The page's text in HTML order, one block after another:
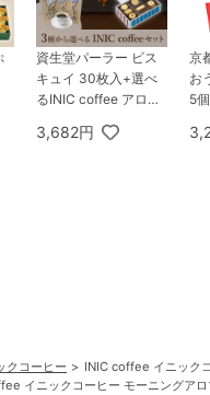
資生堂パーラー ビス
キュイ 30枚入+選べ
るINIC coffee アロマ
3,682円
京
お
5
クコーヒー
INIC coffee イニック
イニックコーヒー モーニングア